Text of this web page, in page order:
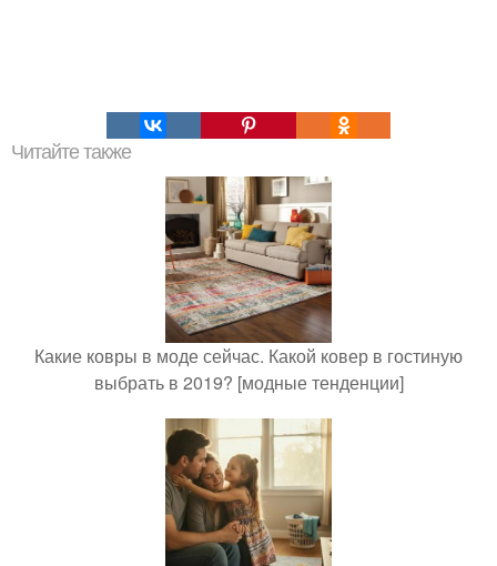
Читайте также
Какие ковры в моде сейчас. Какой ковер в гостиную
выбрать в 2019? [модные тенденции]